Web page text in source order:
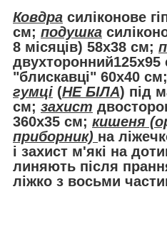
Ковдра силіконове
см; подушка
8 місяців) 58х38 см;
двухторонний125х95
"блискавці" 60х40 см;
гумці (НЕ БІЛА) під
см; захист
360х35 см; кишеня
приборник) на
і захист м'які на
линяють після
ліжко з восьми